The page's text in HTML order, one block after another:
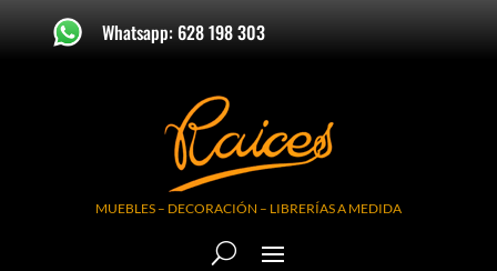
Whatsapp: 628 198 303
MUEBLES – DECORACIÓN – LIBRERÍAS A MEDIDA